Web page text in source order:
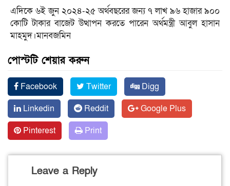
এদিকে ৬ই জুন ২০২৪-২৫ অর্থবছরের জন্য ৭ লাখ ৯৬ হাজার ৯০০
কোটি টাকার বাজেট উত্থাপন করতে পারেন অর্থমন্ত্রী আবুল হাসান
মাহমুদ।মানবজমিন
পোস্টটি শেয়ার করুন
Facebook Twitter
Digg
Linkedin
Reddit
Google Plus
Pinterest
Print
Leave a Reply